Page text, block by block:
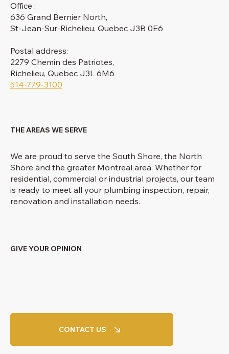
Office :
636 Grand Bernier North,
St-Jean-Sur-Richelieu, Quebec J3B 0E6
Postal address:
2279 Chemin des Patriotes,
Richelieu, Quebec J3L 6M6
514-779-3100
THE AREAS WE SERVE
We are proud to serve the South Shore, the North
Shore and the greater Montreal area. Whether for
residential, commercial or industrial projects, our team
is ready to meet all your plumbing inspection, repair,
renovation and installation needs.
GIVE YOUR OPINION
CONTACT US